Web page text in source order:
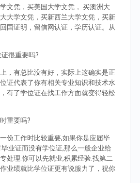
文凭，买美国大学文凭， 买澳洲大
大学文凭，买新西兰大学文凭，买新
国证明，留信网认证，学历认证。从
很重要吗?
，有总比没有好，实际上这确实是正
证代表了你有相关专业知识和技术水
有了学位证在找工作方面就变得轻松
重要吗?
份工作时比较重要,如果你是应届毕
业证而没有学位证,那么一般企业给
处理.你可以先就业,积累经验.找第二
业绩就比学位证更有说服力了，祝你